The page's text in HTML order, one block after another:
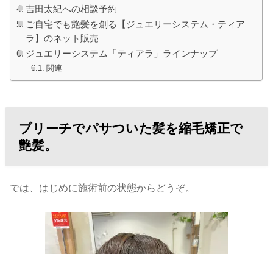
吉田太紀への相談予約
ご自宅でも艶髪を創る【ジュエリーシステム・ティア
ラ】のネット販売
ジュエリーシステム「ティアラ」ラインナップ
関連
ブリーチでパサついた髪を縮毛矯正で
艶髪。
では、はじめに施術前の状態からどうぞ。